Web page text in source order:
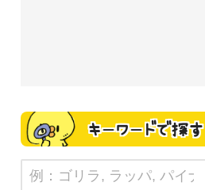
キーワードで探す